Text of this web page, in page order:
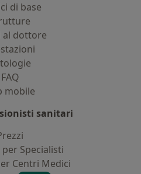
di base
al dottore
FAQ
mobile
sanitari
Specialisti
Centri Medici